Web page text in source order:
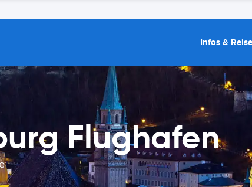
Infos &
Flughafen